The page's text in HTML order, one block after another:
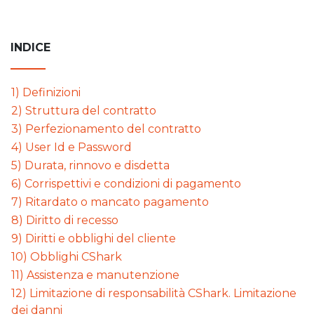
INDICE
1) Definizioni
2) Struttura del contratto
3) Perfezionamento del contratto
4) User Id e Password
5) Durata, rinnovo e disdetta
6) Corrispettivi e condizioni di pagamento
7) Ritardato o mancato pagamento
8) Diritto di recesso
9) Diritti e obblighi del cliente
10) Obblighi CShark
11) Assistenza e manutenzione
12) Limitazione di responsabilità CShark. Limitazione
dei danni